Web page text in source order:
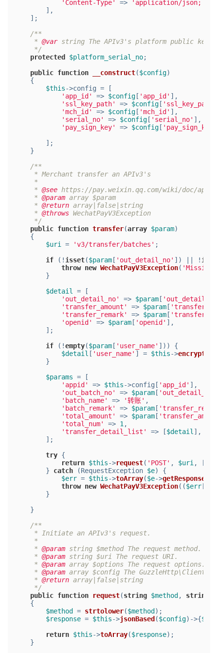
'Content-Type' =>
'application/json;
        ],
    ];
/**
     *
@var string The APIv3's platform public key.
     */
protected
$platform_serial_no;
public function __construct($config)
{
$this->config = [
'app_id'
=> $config[ 'app_id' ],
'ssl_key_path'
=> $config[ 'ssl_key_path'
'mch_id'
=> $config[ 'mch_id' ],
'serial_no'
=> $config[ 'serial_no' ],
'pay_sign_key'
=> $config[ 'pay_sign_key'
        ];
    }
/**
     * Merchant transfer an APIv3's
     *
     *
@see https://pay.weixin.qq.com/wiki/doc/
     *
@param array $param
     *
@return array|false|string
     *
@throws WechatPayV3Exception
     */
public function transfer(array $param)
{
$uri
= 'v3/transfer/batches' ;
if (! isset($param[ 'out_detail_no' ]) || !
throw new WechatPayV3Exception( 'Missing
        }
$detail
= [
'out_detail_no'
=> $param[
'transfer_amount'
=> $param[
'transfer_remark'
=> $param[
'openid'
=> $param[ 'openid' ],
        ];
if (!empty($param[ 'user_name' ])) {
$detail [ 'user_name' ] = $this->
        }
$params = [
'appid'
=> $this->config[ 'app_id' ],
'out_batch_no'
=> $param[ 'out_detail_no'
'batch_name'
=> '转账' ,
'batch_remark'
=> $param[
'total_amount'
=> $param[
'total_num'
=> 1 ,
'transfer_detail_list'
=> [$detail ],
        ];
try {
return $this->request( 'POST' , $uri , [
        }
catch (RequestException $e) {
$err = $this->toArray($e->getResponse
throw new WechatPayV3Exception(($err[
        }
    }
/**
     * Initiate an APIv3's request.
     *
     *
@param string $method The request method.
     *
@param string $uri The request URI.
     *
@param array $options The request options.
     *
@param array $config The GuzzleHttp\Client
     *
@return array|false|string
     */
public function request(string $method , string
{
$method
= strtolower($method );
$response = $this->jsonBased ($config)->{
return $this->toArray($response);
    }